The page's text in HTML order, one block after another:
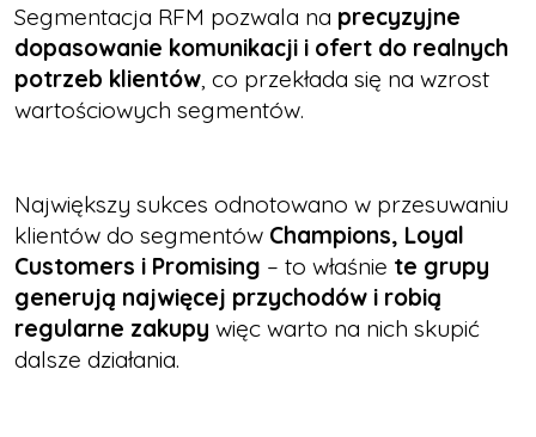
Segmentacja RFM pozwala na precyzyjne
dopasowanie komunikacji i ofert do realnych
potrzeb klientów, co przekłada się na wzrost
wartościowych segmentów.
Największy sukces odnotowano w przesuwaniu
klientów do segmentów Champions, Loyal
Customers i Promising – to właśnie te grupy
generują najwięcej przychodów i robią
regularne zakupy więc warto na nich skupić
dalsze działania.